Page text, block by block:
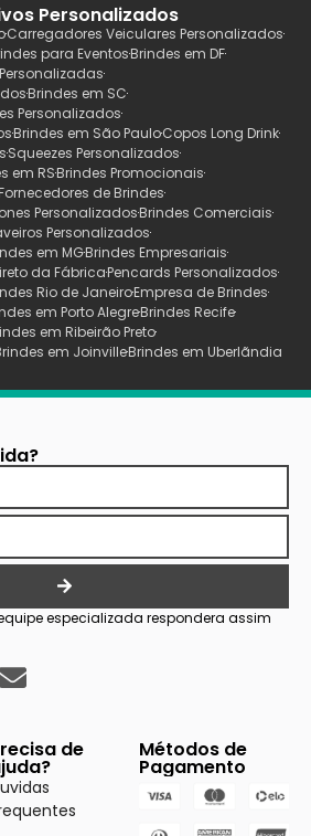
Personalizados
Carregadores Veiculares Personalizados
para EventosBrindes em DF
Brindes em SC
Personalizados
Brindes em São PauloCopos Long Drink
Squeezes Personalizados
em RSBrindes Promocionais
Fornecedores de Brindes
PersonalizadosBrindes Comerciais
Personalizados
em MGBrindes Empresariais
da FábricaPencards Personalizados
Rio de JaneiroEmpresa de Brindes
em Porto AlegreBrindes Recife
em Ribeirão Preto
em JoinvilleBrindes em Uberlãndia
especializada respondera assim
de Métodos de
Pagamento